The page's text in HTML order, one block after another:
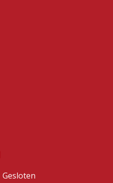
Gesloten